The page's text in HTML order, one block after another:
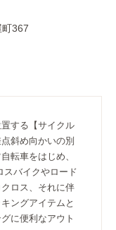
367
する【サイクル
斜め向かいの別
転車をはじめ、
スバイクやロード
ロス、それに伴
ングアイテムと
に便利なアウト